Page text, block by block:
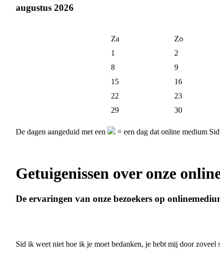
augustus 2026
Za
Zo
1
2
8
9
15
16
22
23
29
30
De dagen aangeduid met een = een dag dat online medium
Getuigenissen over onze
De ervaringen van onze bezoekers op
Sid ik weet niet hoe ik je moet bedanken, je hebt mij door